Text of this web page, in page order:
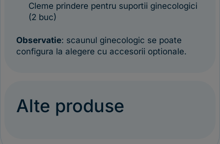
Cleme prindere pentru suportii ginecologici
(2 buc)
Observatie: scaunul ginecologic se poate
configura la alegere cu accesorii optionale.
Alte produse